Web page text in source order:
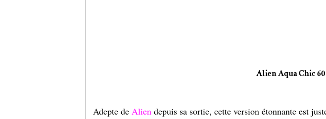
Alien Aqua Chic
Adepte de Alien depuis sa sortie, cette version étonnante est